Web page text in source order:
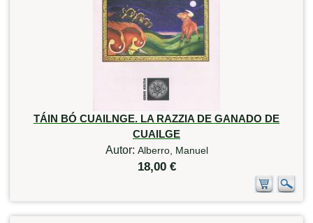
TÁIN BÓ CUAILNGE. LA RAZZIA DE GANADO DE
CUAILGE
Autor: Alberro, Manuel
18,00 €